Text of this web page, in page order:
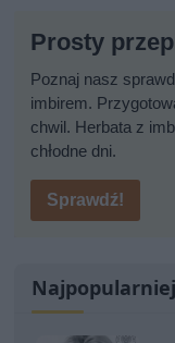
Prosty
Poznaj nasz
imbirem.
chwil. Herbata z
chłodne dni.
Sprawdź!